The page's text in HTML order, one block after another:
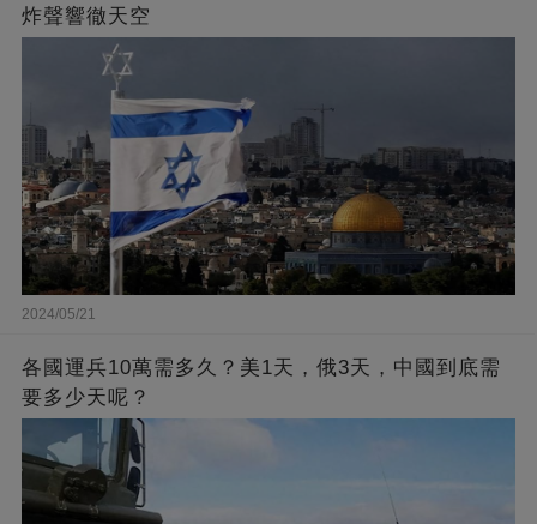
炸聲響徹天空
2024/05/21
各國運兵10萬需多久？美1天，俄3天，中國到底需
要多少天呢？